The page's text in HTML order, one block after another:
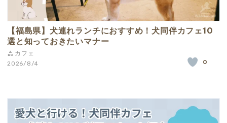
【福島県】犬連れランチにおすすめ！犬同伴カフェ10
選と知っておきたいマナー
カフェ
2026/8/4 0